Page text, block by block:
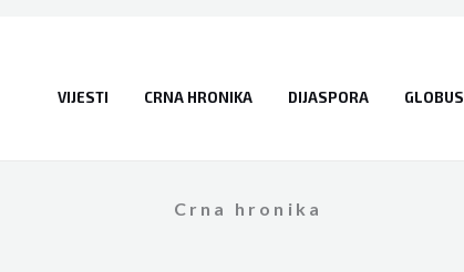
VIJESTI CRNA HRONIKA DIJASPORA GLOBUS
Crna hronika